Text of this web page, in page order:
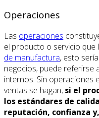
Operaciones
Las operaciones
el producto o servicio que
de manufactura, esto
negocios, puede referirse
internos. Sin operaciones
ventas se hagan, si el
los estándares de
reputación, confianza